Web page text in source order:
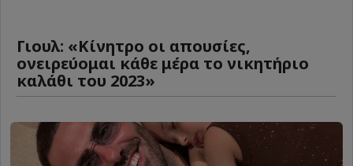
Γιουλ: «Κίνητρο οι απουσίες,
ονειρεύομαι κάθε μέρα το νικητήριο
καλάθι του 2023»